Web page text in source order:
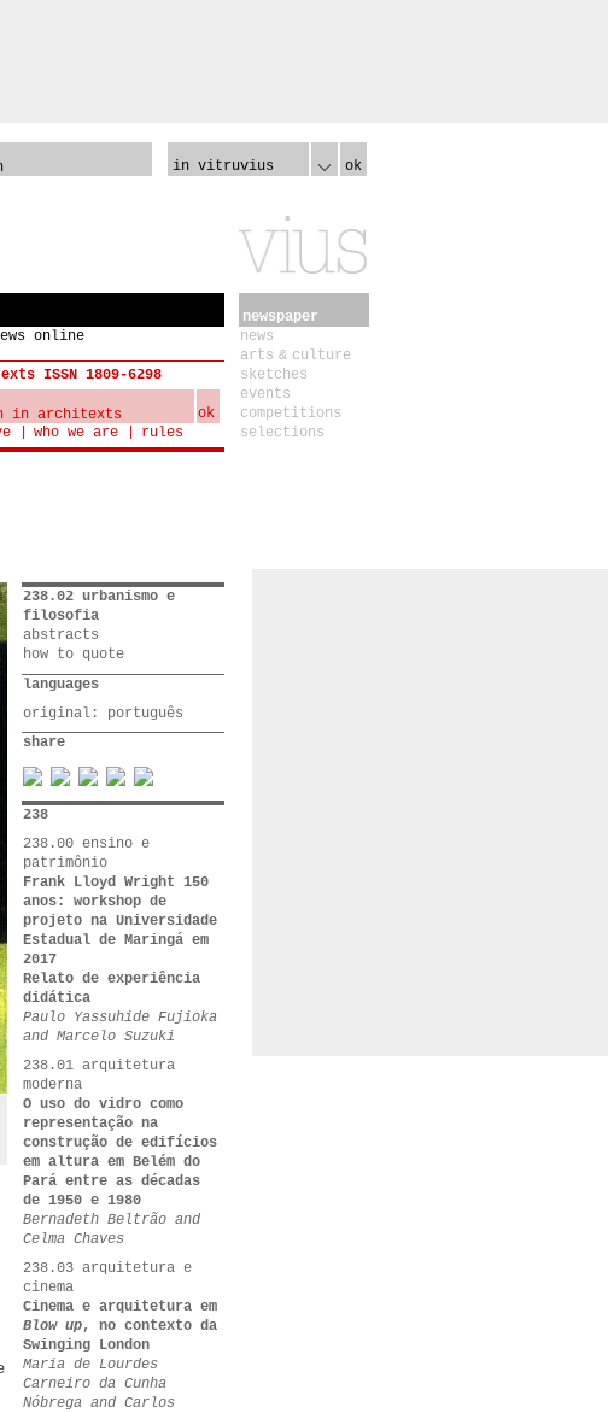
in vitruvius ok
online
ISSN 1809-6298
ok
who we are
rules
238.02 urbanismo e
filosofia
abstracts
how to quote
languages
original: português
share
238
238.00 ensino e
patrimônio
Frank Lloyd Wright 150
anos: workshop de
projeto na Universidade
Estadual de Maringá em
2017
Relato de experiência
didática
Paulo Yassuhide Fujioka
and Marcelo Suzuki
238.01 arquitetura
moderna
O uso do vidro como
representação na
construção de edifícios
em altura em Belém do
Pará entre as décadas
de 1950 e 1980
Bernadeth Beltrão and
Celma Chaves
238.03 arquitetura e
cinema
Cinema e arquitetura em
Blow up, no contexto da
Swinging London
Maria de Lourdes
Carneiro da Cunha
Nóbrega and Carlos
newspaper
news
arts & culture
sketches
events
competitions
selections